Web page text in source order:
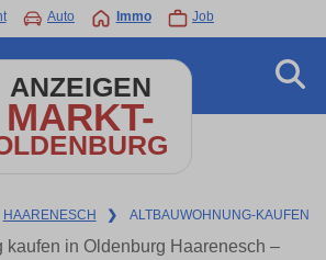
Auto Immo Job
ANZEIGEN
MARKT-
HAARENESCH ❯ ALTBAUWOHNUNG-KAUFEN
kaufen in Oldenburg Haarenesch –